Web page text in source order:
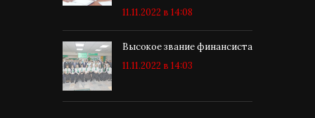
11.11.2022 в 14:08
Высокое звание финансиста
11.11.2022 в 14:03